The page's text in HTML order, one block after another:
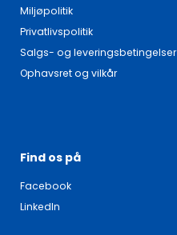
Miljøpolitik
Privatlivspolitik
Salgs- og leveringsbetingelser
Ophavsret og vilkår
Find os på
Facebook
LinkedIn